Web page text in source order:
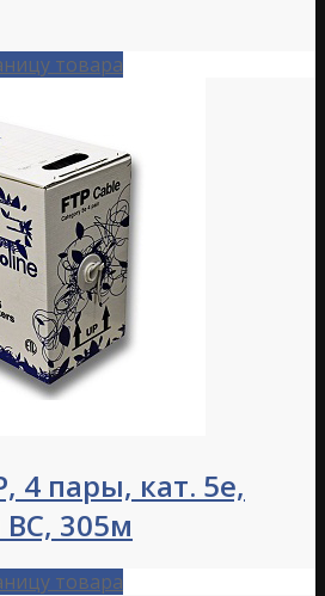
товара
4 пары, кат. 5е,
305м
товара